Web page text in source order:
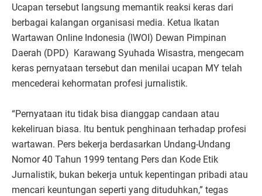
Ucapan tersebut langsung memantik reaksi keras dari
berbagai kalangan organisasi media. Ketua Ikatan
Wartawan Online Indonesia (IWOI) Dewan Pimpinan
Daerah (DPD) Karawang Syuhada Wisastra, mengecam
keras pernyataan tersebut dan menilai ucapan MY telah
mencederai kehormatan profesi jurnalistik.
“Pernyataan itu tidak bisa dianggap candaan atau
kekeliruan biasa. Itu bentuk penghinaan terhadap profesi
wartawan. Pers bekerja berdasarkan Undang-Undang
Nomor 40 Tahun 1999 tentang Pers dan Kode Etik
Jurnalistik, bukan bekerja untuk kepentingan pribadi atau
mencari keuntungan seperti yang dituduhkan,” tegas